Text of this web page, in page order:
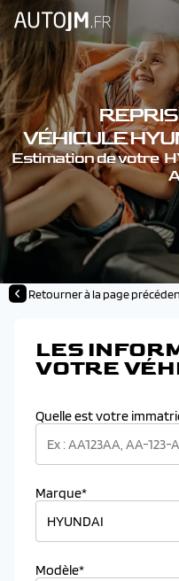
VÉHICULE
Estimation de votre
Retourner à la page
LES
VOTRE
Quelle est votre
Marque*
Modèle*